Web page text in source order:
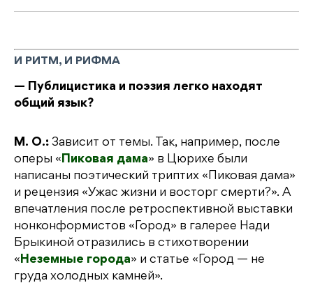
И РИТМ, И РИФМА
— Публицистика и поэзия легко находят
общий язык?
М. О.: Зависит от темы. Так, например, после
оперы «Пиковая дама» в Цюрихе были
написаны поэтический триптих «Пиковая дама»
и рецензия «Ужас жизни и восторг смерти?». А
впечатления после ретроспективной выставки
нонконформистов «Город» в галерее Нади
Брыкиной отразились в стихотворении
«Неземные города» и статье «Город — не
груда холодных камней».